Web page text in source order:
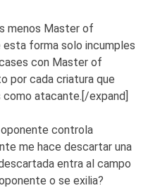
menos Master of
forma solo incumples
con Master of
por cada criatura que
atacante.[/expand]
controla
me hace descartar una
entra al campo
o se exilia?